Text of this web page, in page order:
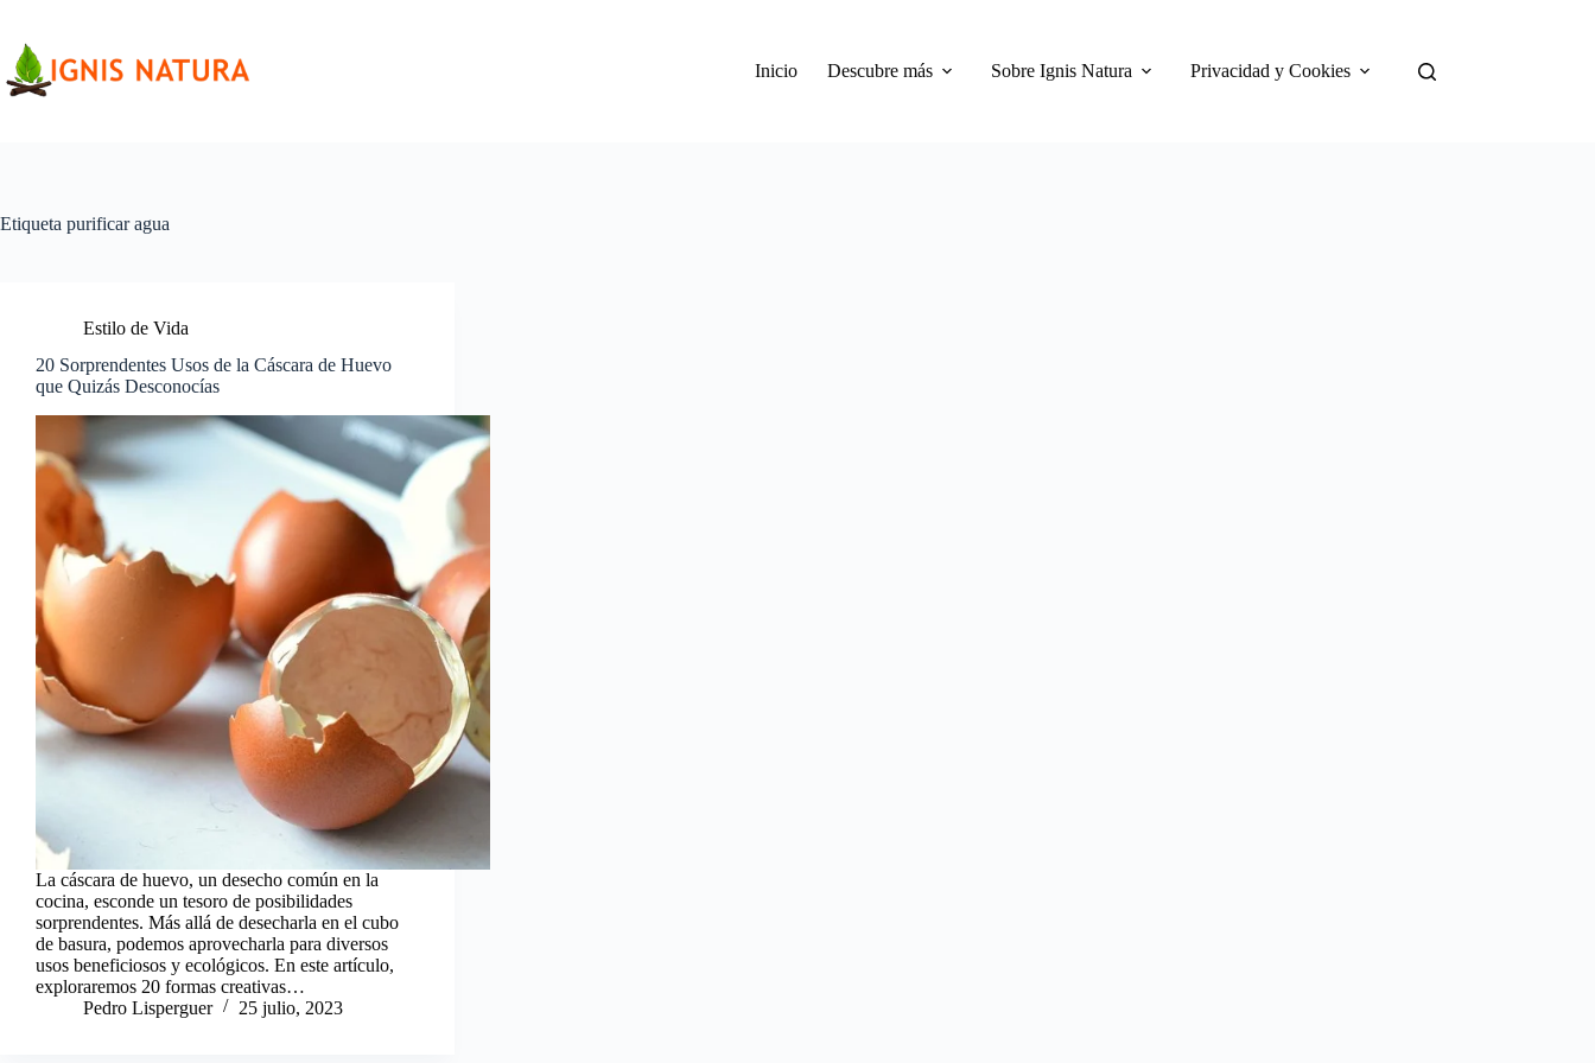
contenido
Inicio
Descubre más Sobre Ignis Natura Privacidad y Cookies
Etiqueta purificar agua
Estilo de Vida
20 Sorprendentes Usos de la Cáscara de Huevo
que Quizás Desconocías
La cáscara de huevo, un desecho común en la
cocina, esconde un tesoro de posibilidades
sorprendentes. Más allá de desecharla en el cubo
de basura, podemos aprovecharla para diversos
usos beneficiosos y ecológicos. En este artículo,
exploraremos 20 formas creativas…
Pedro Lisperguer
25 julio, 2023